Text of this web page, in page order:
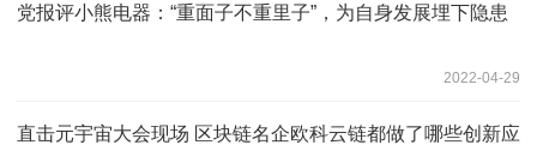
党报评小熊电器：“重面子不重里子”，为自身发展埋下隐患
2022-04-29
直击元宇宙大会现场 区块链名企欧科云链都做了哪些创新应